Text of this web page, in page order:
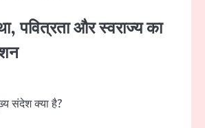
पवित्रता और स्वराज्य का
संदेश क्या है?